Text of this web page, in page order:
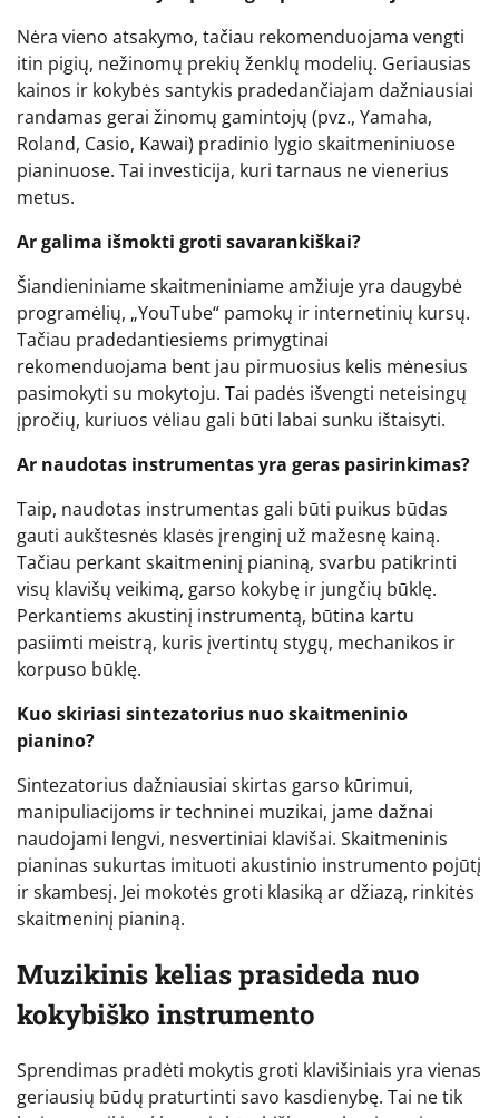
Nėra vieno atsakymo, tačiau rekomenduojama vengti
itin pigių, nežinomų prekių ženklų modelių. Geriausias
kainos ir kokybės santykis pradedančiajam dažniausiai
randamas gerai žinomų gamintojų (pvz., Yamaha,
Roland, Casio, Kawai) pradinio lygio skaitmeniniuose
pianinuose. Tai investicija, kuri tarnaus ne vienerius
metus.
Ar galima išmokti groti savarankiškai?
Šiandieniniame skaitmeniniame amžiuje yra daugybė
programėlių, „YouTube“ pamokų ir internetinių kursų.
Tačiau pradedantiesiems primygtinai
rekomenduojama bent jau pirmuosius kelis mėnesius
pasimokyti su mokytoju. Tai padės išvengti neteisingų
įpročių, kuriuos vėliau gali būti labai sunku ištaisyti.
Ar naudotas instrumentas yra geras pasirinkimas?
Taip, naudotas instrumentas gali būti puikus būdas
gauti aukštesnės klasės įrenginį už mažesnę kainą.
Tačiau perkant skaitmeninį pianiną, svarbu patikrinti
visų klavišų veikimą, garso kokybę ir jungčių būklę.
Perkantiems akustinį instrumentą, būtina kartu
pasiimti meistrą, kuris įvertintų stygų, mechanikos ir
korpuso būklę.
Kuo skiriasi sintezatorius nuo skaitmeninio
pianino?
Sintezatorius dažniausiai skirtas garso kūrimui,
manipuliacijoms ir techninei muzikai, jame dažnai
naudojami lengvi, nesvertiniai klavišai. Skaitmeninis
pianinas sukurtas imituoti akustinio instrumento pojūtį
ir skambesį. Jei mokotės groti klasiką ar džiazą, rinkitės
skaitmeninį pianiną.
Muzikinis kelias prasideda nuo
kokybiško instrumento
Sprendimas pradėti mokytis groti klavišiniais yra vienas
geriausių būdų praturtinti savo kasdienybę. Tai ne tik